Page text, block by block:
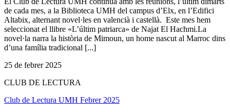
de cada mes, a la Biblioteca UMH del campus d’Elx, en l’Edifici
Altabix, alternant novel·les en valencià i castellà. Este mes hem
seleccionat el llibre «L’últim patriarca» de Najat El Hachmi.La
novel·la narra la història de Mimoun, un home nascut al Marroc dins
d’una família tradicional [...]
25 de febrer 2025
CLUB DE LECTURA
Club de Lectura UMH Febrer 2025